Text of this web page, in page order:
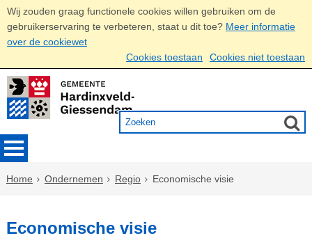
Wij zouden graag functionele cookies willen gebruiken om de
gebruikerservaring te verbeteren, staat u dit toe? Meer informatie
over de cookiewet
Cookies toestaan
Cookies niet toestaan
Home Ondernemen Regio Economische visie
Economische visie